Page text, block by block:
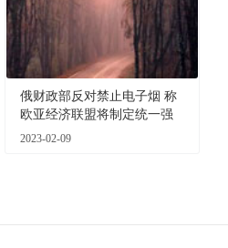
俄财政部反对禁止电子烟 称
欧亚经济联盟将制定统一强
制要求
2023-02-09